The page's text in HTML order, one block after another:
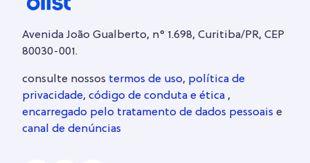
Avenida João Gualberto, n° 1.698, Curitiba/PR, CEP
80030-001.
consulte nossos termos de uso, política de
privacidade, código de conduta e ética ,
encarregado pelo tratamento de dados pessoais e
canal de denúncias